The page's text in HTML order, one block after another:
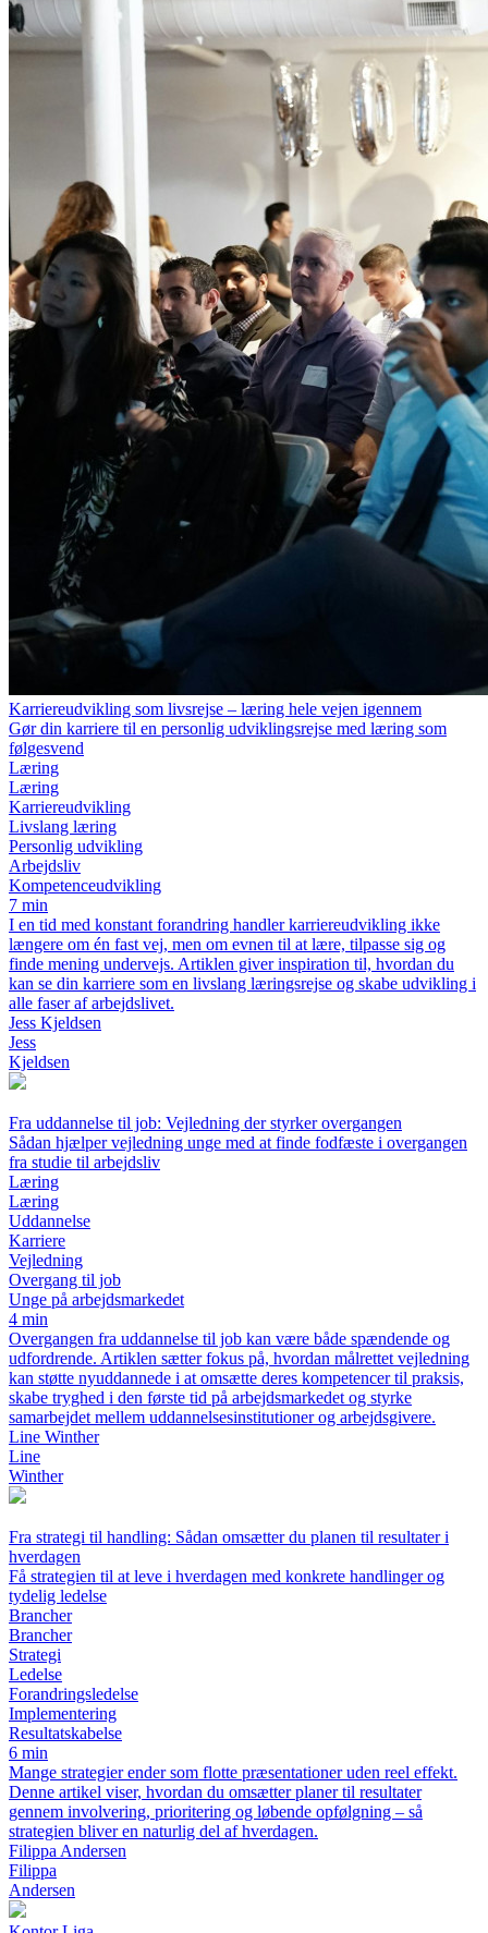
Karriereudvikling som livsrejse – læring hele vejen igennem
Gør din karriere til en personlig udviklingsrejse med læring som
følgesvend
Læring
Læring
Karriereudvikling
Livslang læring
Personlig udvikling
Arbejdsliv
Kompetenceudvikling
7 min
I en tid med konstant forandring handler karriereudvikling ikke
længere om én fast vej, men om evnen til at lære, tilpasse sig og
finde mening undervejs. Artiklen giver inspiration til, hvordan du
kan se din karriere som en livslang læringsrejse og skabe udvikling i
alle faser af arbejdslivet.
Jess Kjeldsen
Jess
Kjeldsen
Fra uddannelse til job: Vejledning der styrker overgangen
Sådan hjælper vejledning unge med at finde fodfæste i overgangen
fra studie til arbejdsliv
Læring
Læring
Uddannelse
Karriere
Vejledning
Overgang til job
Unge på arbejdsmarkedet
4 min
Overgangen fra uddannelse til job kan være både spændende og
udfordrende. Artiklen sætter fokus på, hvordan målrettet vejledning
kan støtte nyuddannede i at omsætte deres kompetencer til praksis,
skabe tryghed i den første tid på arbejdsmarkedet og styrke
samarbejdet mellem uddannelsesinstitutioner og arbejdsgivere.
Line Winther
Line
Winther
Fra strategi til handling: Sådan omsætter du planen til resultater i
hverdagen
Få strategien til at leve i hverdagen med konkrete handlinger og
tydelig ledelse
Brancher
Brancher
Strategi
Ledelse
Forandringsledelse
Implementering
Resultatskabelse
6 min
Mange strategier ender som flotte præsentationer uden reel effekt.
Denne artikel viser, hvordan du omsætter planer til resultater
gennem involvering, prioritering og løbende opfølgning – så
strategien bliver en naturlig del af hverdagen.
Filippa Andersen
Filippa
Andersen